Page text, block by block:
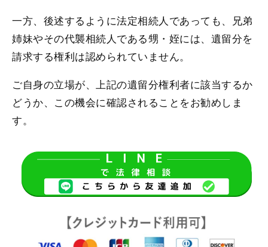
一方、後述するように法定相続人であっても、兄弟
姉妹やその代襲相続人である甥・姪には、遺留分を
請求する権利は認められていません。
ご自身の立場が、上記の遺留分権利者に該当するか
どうか、この機会に確認されることをお勧めしま
す。